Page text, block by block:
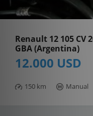
Renault 12 105 CV
GBA (Argentina)
12.000 USD
150 km Manual